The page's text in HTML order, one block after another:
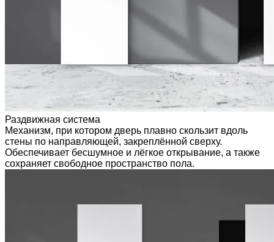
Раздвижная система
Механизм, при котором дверь плавно скользит вдоль
стены по направляющей, закреплённой сверху.
Обеспечивает бесшумное и лёгкое открывание, а также
сохраняет свободное пространство пола.